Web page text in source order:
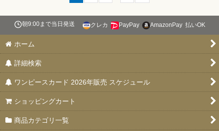
朝9:00まで当日発送 クレカ PayPay AmazonPay 払いOK
ホーム
詳細検索
ワンピースカード 2026年販売 スケジュール
ショッピングカート
商品カテゴリ一覧